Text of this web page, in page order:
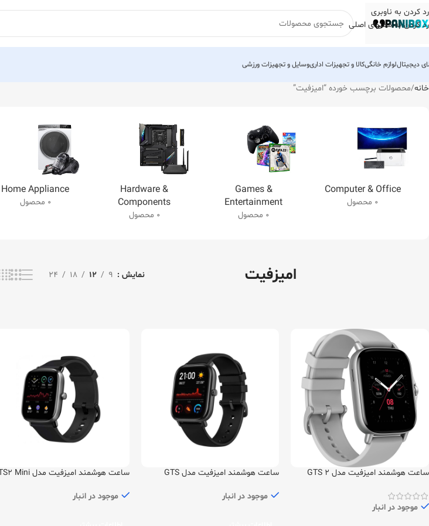
رد کردن به ناوبری
رد کردن به محتوای اصلی
دیجیتاللوازم خانگیکالا و تجهیزات اداریوسایل و تجهیزات ورزشی
خانه محصولات برچسب خورده “امیزفیت”
Computer & Office
0 محصول
Games &
Entertainment
0 محصول
Hardware &
Components
0 محصول
Home Appliance
0 محصول
امیزفیت نمایش 9
12
18
24
ساعت هوشمند امیزفیت مدل GTS 2
موجود در انبار
ساعت هوشمند امیزفیت مدل GTS
موجود در انبار
ساعت هوشمند امیزفیت مدل GTS2 Mini
موجود در انبار